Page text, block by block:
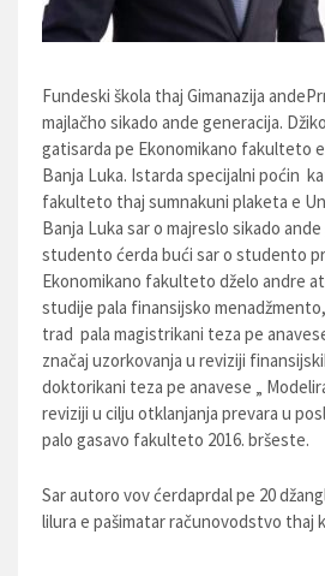
Fundeski škola thaj Gimanazija
majlačho sikado ande generacija.
gatisarda pe Ekonomikano fakulteto
Banja Luka. Istarda specijalni poćin
fakulteto thaj sumnakuni plaketa e
Banja Luka sar o majreslo sikado
studento ćerda bući sar o studento
Ekonomikano fakulteto dželo andre
studije pala finansijsko
trad pala magistrikani teza pe
značaj uzorkovanja u reviziji
doktorikani teza pe anavese „
reviziji u cilju otklanjanja prevara u
palo gasavo fakulteto 2016. bršeste.
Sar autoro vov ćerdaprdal pe 20
lilura e pašimatar računovodstvo thaj